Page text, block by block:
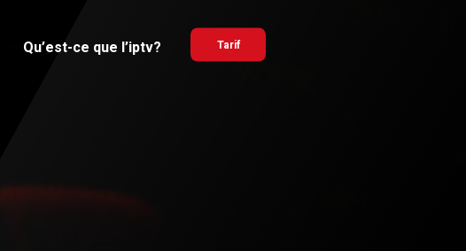
Qu’est-ce que l’iptv? Tarif